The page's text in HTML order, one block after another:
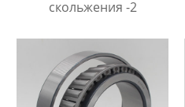
скольжения -2